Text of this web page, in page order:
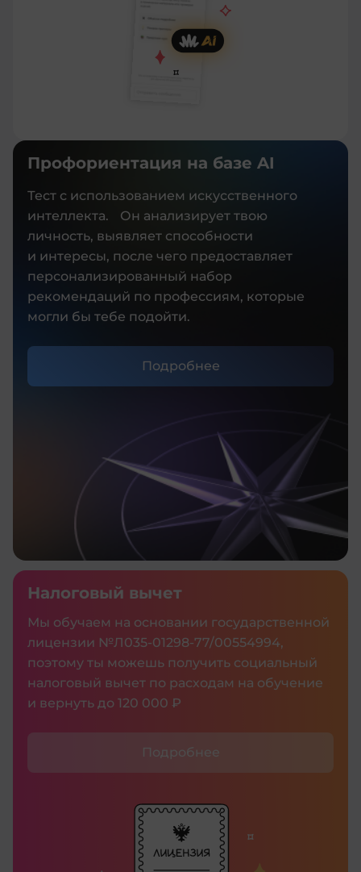
Профориентация на базе AI
Тест с использованием искусственного
интеллекта. Он анализирует твою
личность, выявляет способности
и интересы, после чего предоставляет
персонализированный набор
рекомендаций по профессиям, которые
могли бы тебе подойти.
Подробнее
Налоговый вычет
Мы обучаем на основании государственной
лицензии №Л035‑01298‑77/00554994,
поэтому ты можешь получить социальный
налоговый вычет по расходам на обучение
и вернуть до 120 000 ₽
Подробнее